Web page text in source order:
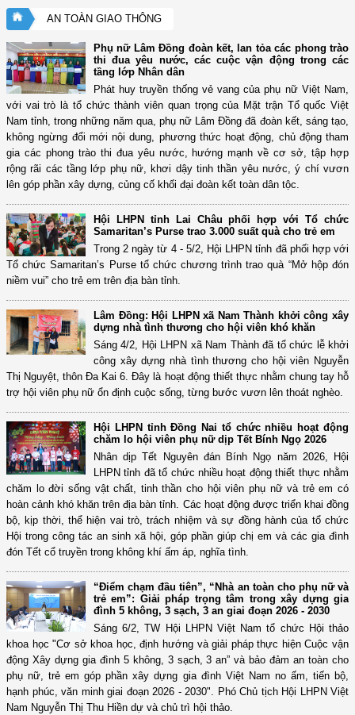
AN TOÀN GIAO THÔNG
Phụ nữ Lâm Đồng đoàn kết, lan tỏa các phong trào
thi đua yêu nước, các cuộc vận động trong các
tầng lớp Nhân dân
Phát huy truyền thống vẻ vang của phụ nữ Việt Nam,
với vai trò là tổ chức thành viên quan trọng của Mặt trận Tổ quốc Việt
Nam tỉnh, trong những năm qua, phụ nữ Lâm Đồng đã đoàn kết, sáng tạo,
không ngừng đổi mới nội dung, phương thức hoạt động, chủ động tham
gia các phong trào thi đua yêu nước, hướng mạnh về cơ sở, tập hợp
rộng rãi các tầng lớp phụ nữ, khơi dậy tinh thần yêu nước, ý chí vươn
lên góp phần xây dựng, củng cố khối đại đoàn kết toàn dân tộc.
Hội LHPN tỉnh Lai Châu phối hợp với Tổ chức
Samaritan’s Purse trao 3.000 suất quà cho trẻ em
Trong 2 ngày từ 4 - 5/2, Hội LHPN tỉnh đã phối hợp với
Tổ chức Samaritan’s Purse tổ chức chương trình trao quà “Mở hộp đón
niềm vui” cho trẻ em trên địa bàn tỉnh.
Lâm Đồng: Hội LHPN xã Nam Thành khởi công xây
dựng nhà tình thương cho hội viên khó khăn
Sáng 4/2, Hội LHPN xã Nam Thành đã tổ chức lễ khởi
công xây dựng nhà tình thương cho hội viên Nguyễn
Thị Nguyệt, thôn Đa Kai 6. Đây là hoạt động thiết thực nhằm chung tay hỗ
trợ hội viên phụ nữ ổn định cuộc sống, từng bước vươn lên thoát nghèo.
Hội LHPN tỉnh Đồng Nai tổ chức nhiều hoạt động
chăm lo hội viên phụ nữ dịp Tết Bính Ngọ 2026
Nhân dịp Tết Nguyên đán Bính Ngọ năm 2026, Hội
LHPN tỉnh đã tổ chức nhiều hoạt động thiết thực nhằm
chăm lo đời sống vật chất, tinh thần cho hội viên phụ nữ và trẻ em có
hoàn cảnh khó khăn trên địa bàn tỉnh. Các hoạt động được triển khai đồng
bộ, kịp thời, thể hiện vai trò, trách nhiệm và sự đồng hành của tổ chức
Hội trong công tác an sinh xã hội, góp phần giúp chị em và các gia đình
đón Tết cổ truyền trong không khí ấm áp, nghĩa tình.
“Điểm chạm đầu tiên”, “Nhà an toàn cho phụ nữ và
trẻ em”: Giải pháp trọng tâm trong xây dựng gia
đình 5 không, 3 sạch, 3 an giai đoạn 2026 - 2030
Sáng 6/2, TW Hội LHPN Việt Nam tổ chức Hội thảo
khoa học "Cơ sở khoa học, định hướng và giải pháp thực hiện Cuộc vận
động Xây dựng gia đình 5 không, 3 sạch, 3 an” và bảo đảm an toàn cho
phụ nữ, trẻ em góp phần xây dựng gia đình Việt Nam no ấm, tiến bộ,
hạnh phúc, văn minh giai đoạn 2026 - 2030". Phó Chủ tịch Hội LHPN Việt
Nam Nguyễn Thị Thu Hiền dự và chủ trì hội thảo.